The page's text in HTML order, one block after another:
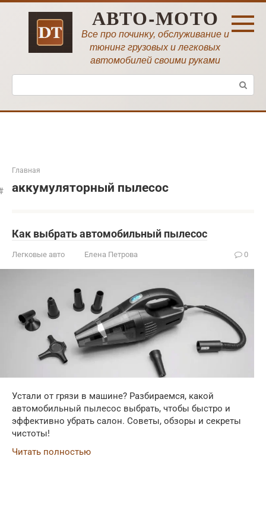
Перейти
АВТО-МОТО
Все про починку, обслуживание и
тюнинг грузовых и легковых
автомобилей своими руками
Поиск:
Главная
аккумуляторный пылесос
Как выбрать автомобильный пылесос
Легковые авто Елена Петрова 0
Устали от грязи в машине? Разбираемся, какой
автомобильный пылесос выбрать, чтобы быстро и
эффективно убрать салон. Советы, обзоры и секреты
чистоты!
Читать полностью